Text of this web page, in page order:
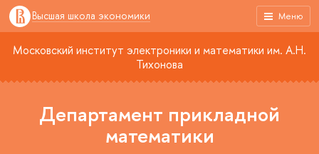
Меню
Высшая школа экономики
Московский институт электроники и математики им. А.Н.
Тихонова
Департамент прикладной
математики